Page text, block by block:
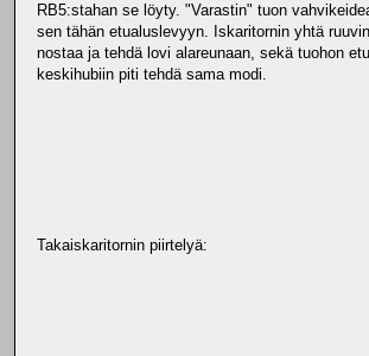
RB5:stahan se löyty. "Varastin" tuon
sen tähän etualuslevyyn. Iskaritornin yhtä
nostaa ja tehdä lovi alareunaan, sekä tuohon
keskihubiin piti tehdä sama modi.
Takaiskaritornin piirtelyä: